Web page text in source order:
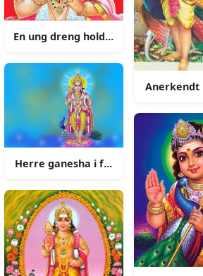
En ung dreng holdende et flag
Herre ganesha i form af en pafugl
Anerkendt